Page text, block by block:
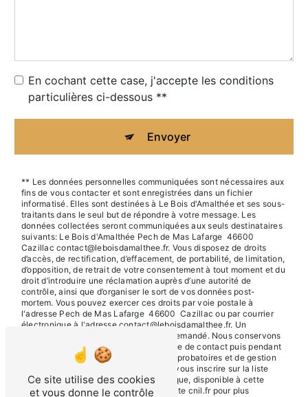
En cochant cette case, j'accepte les conditions
particulières ci-dessous **
Envoyer
** Les données personnelles communiquées sont nécessaires aux
fins de vous contacter et sont enregistrées dans un fichier
informatisé. Elles sont destinées à Le Bois d'Amalthée et ses sous-
traitants dans le seul but de répondre à votre message. Les
données collectées seront communiquées aux seuls destinataires
suivants: Le Bois d'Amalthée Pech de Mas Lafarge 46600
Cazillac contact@leboisdamalthee.fr. Vous disposez de droits
d’accès, de rectification, d’effacement, de portabilité, de limitation,
d’opposition, de retrait de votre consentement à tout moment et du
droit d’introduire une réclamation auprès d’une autorité de
contrôle, ainsi que d’organiser le sort de vos données post-
mortem. Vous pouvez exercer ces droits par voie postale à
l'adresse Pech de Mas Lafarge 46600 Cazillac ou par courrier
électronique à l'adresse contact@leboisdamalthee.fr. Un
justificatif d'identité pourra vous être demandé. Nous conservons
vos données pendant la période de prise de contact puis pendant
la durée de prescription légale aux fins probatoires et de gestion
des contentieux. Vous avez le droit de vous inscrire sur la liste
d'opposition au démarchage téléphonique, disponible à cette
adresse: Bloctel.gouv.fr. Consultez le site cnil.fr pour plus
Ce site utilise des cookies
et vous donne le contrôle